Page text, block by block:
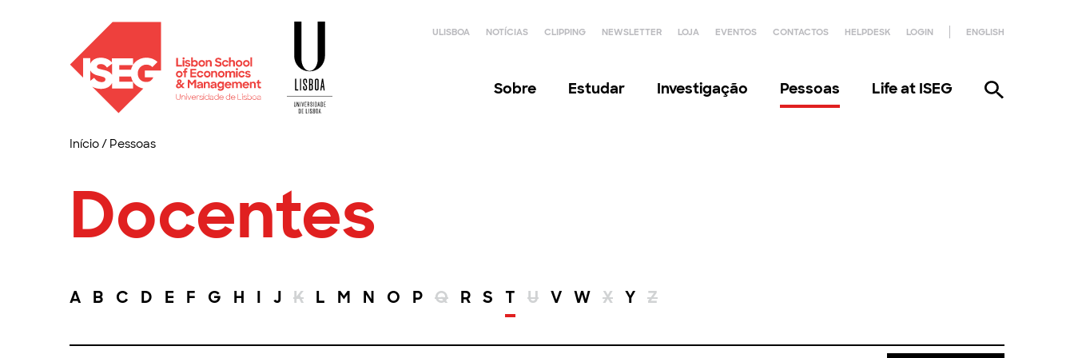
ULISBOA NOTÍCIAS CLIPPING NEWSLETTER LOJA EVENTOS CONTACTOS HELPDESK LOGIN ENGLISH
Sobre Estudar Investigação Pessoas Life at ISEG
Início/ Pessoas
Docentes
A B C D E F G H I J K L M N O P Q R S T U V W X Y Z